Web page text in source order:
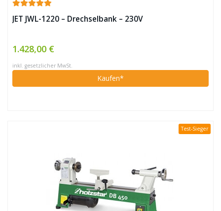
JET JWL-1220 – Drechselbank – 230V
1.428,00 €
inkl. gesetzlicher MwSt.
Kaufen*
Test-Sieger